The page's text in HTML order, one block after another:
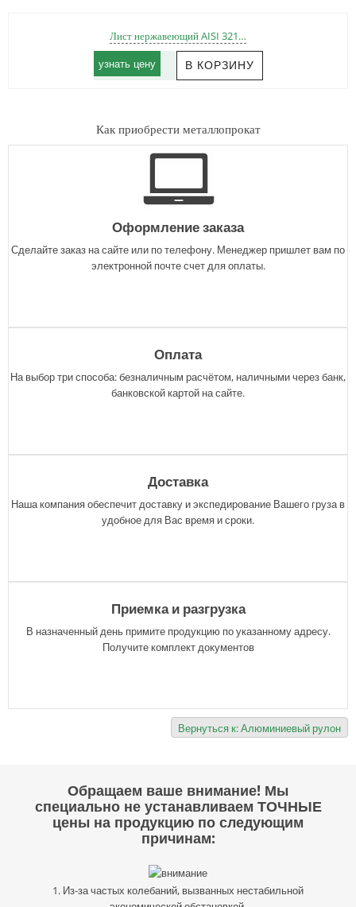
Лист нержавеющий AISI 321…
узнать цену
Как приобрести металлопрокат
Оформление заказа
Сделайте заказ на сайте или по телефону. Менеджер пришлет вам по
электронной почте счет для оплаты.
Оплата
На выбор три способа: безналичным расчётом, наличными через банк,
банковской картой на сайте.
Доставка
Наша компания обеспечит доставку и экспедирование Вашего груза в
удобное для Вас время и сроки.
Приемка и разгрузка
В назначенный день примите продукцию по указанному адресу.
Получите комплект документов
Вернуться к: Алюминиевый рулон
Обращаем ваше внимание! Мы
специально не устанавливаем ТОЧНЫЕ
цены на продукцию по следующим
причинам:
1. Из-за частых колебаний, вызванных нестабильной